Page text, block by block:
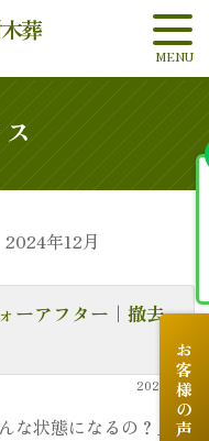
葬
お客様の声
2024年12月
ーアフター｜撤去
2024.12.2
な状態になるの？」